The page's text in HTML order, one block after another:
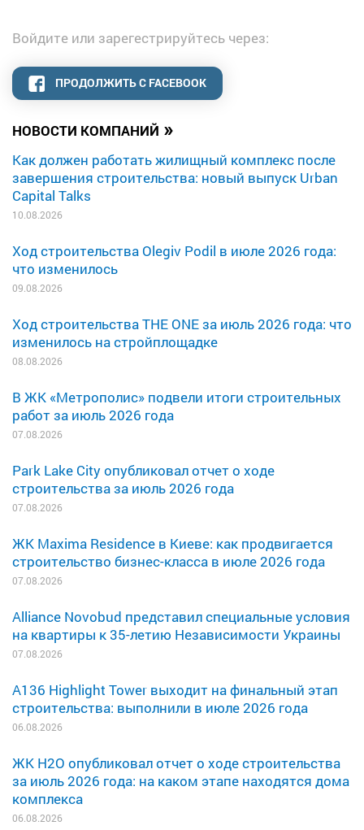
НОВОСТИ КОМПАНИЙ »
Как должен работать жилищный комплекс после
завершения строительства: новый выпуск Urban
Capital Talks
10.08.2026
Ход строительства Olegiv Podil в июле 2026 года:
что изменилось
09.08.2026
Ход строительства THE ONE за июль 2026 года: что
изменилось на стройплощадке
08.08.2026
В ЖК «Метрополис» подвели итоги строительных
работ за июль 2026 года
07.08.2026
Park Lake City опубликовал отчет о ходе
строительства за июль 2026 года
07.08.2026
ЖК Maxima Residence в Киеве: как продвигается
строительство бизнес-класса в июле 2026 года
07.08.2026
Alliance Novobud представил специальные условия
на квартиры к 35-летию Независимости Украины
07.08.2026
A136 Highlight Tower выходит на финальный этап
строительства: выполнили в июле 2026 года
06.08.2026
ЖК H2O опубликовал отчет о ходе строительства
за июль 2026 года: на каком этапе находятся дома
комплекса
06.08.2026
Войдите или зарегестрируйтесь через:
ПРОДОЛЖИТЬ С FACEBOOK